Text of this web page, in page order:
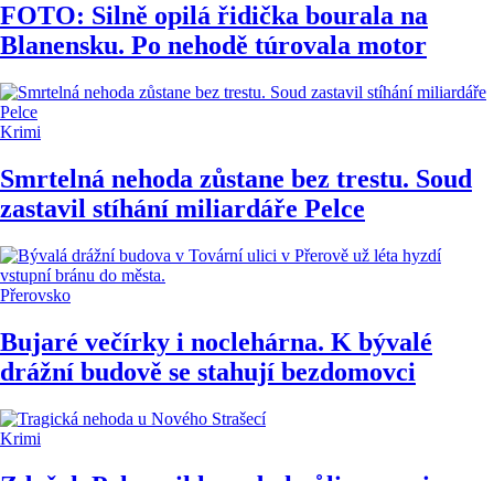
FOTO: Silně opilá řidička bourala na
Blanensku. Po nehodě túrovala motor
Krimi
Smrtelná nehoda zůstane bez trestu. Soud
zastavil stíhání miliardáře Pelce
Přerovsko
Bujaré večírky i noclehárna. K bývalé
drážní budově se stahují bezdomovci
Krimi